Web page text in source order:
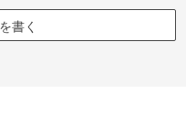
書く